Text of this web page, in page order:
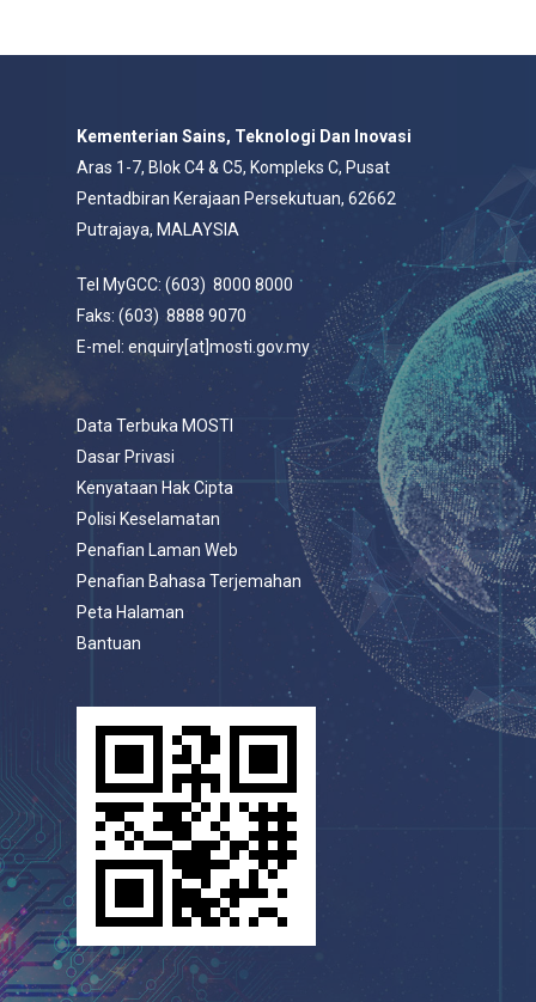
Kementerian Sains, Teknologi Dan Inovasi
Aras 1-7, Blok C4 & C5, Kompleks C, Pusat
Pentadbiran Kerajaan Persekutuan, 62662
Putrajaya, MALAYSIA
Tel MyGCC: (603) 8000 8000
Faks: (603) 8888 9070
E-mel: enquiry[at]mosti.gov.my
Data Terbuka MOSTI
Dasar Privasi
Kenyataan Hak Cipta
Polisi Keselamatan
Penafian Laman Web
Penafian Bahasa Terjemahan
Peta Halaman
Bantuan